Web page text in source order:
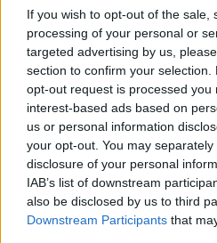
If you wish to opt-out of the sale,
processing of your personal or
targeted advertising by us,
section to confirm your
opt-out request is processed you
interest-based ads based on
us or personal information
your opt-out. You may
disclosure of your personal
IAB’s list of downstream
also be disclosed by us to third
Downstream Participants that
LEGFRISSEBB
Országos hírek
Egyetem